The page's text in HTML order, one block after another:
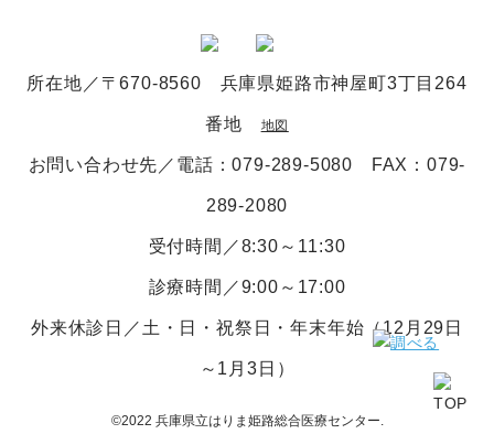
所在地／〒670-8560 兵庫県姫路市神屋町3丁目264
番地 地図
お問い合わせ先／電話 ：079-289-5080 FAX：079-
289-2080
受付時間／8:30～11:30
診療時間／9:00～17:00
外来休診日／土・日・祝祭日・年末年始（12月29日
～1月3日）
©2022 兵庫県立はりま姫路総合医療センター.